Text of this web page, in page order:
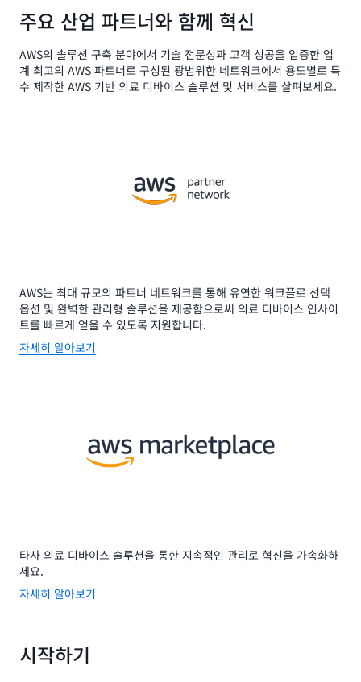
주요 산업 파트너와 함께 혁신
AWS의 솔루션 구축 분야에서 기술 전문성과 고객 성공을 입증한 업
계 최고의 AWS 파트너로 구성된 광범위한 네트워크에서 용도별로 특
수 제작한 AWS 기반 의료 디바이스 솔루션 및 서비스를 살펴보세요.
AWS는 최대 규모의 파트너 네트워크를 통해 유연한 워크플로 선택
옵션 및 완벽한 관리형 솔루션을 제공함으로써 의료 디바이스 인사이
트를 빠르게 얻을 수 있도록 지원합니다.
자세히 알아보기
타사 의료 디바이스 솔루션을 통한 지속적인 관리로 혁신을 가속화하
세요.
자세히 알아보기
시작하기